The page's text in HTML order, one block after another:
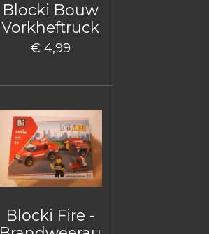
Blocki Bouw
Vorkheftruck
€ 4,99
Blocki Fire -